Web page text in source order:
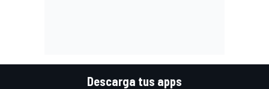
Descarga tus apps